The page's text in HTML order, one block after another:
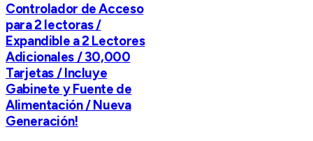
Controlador de Acceso
para 2 lectoras /
Expandible a 2 Lectores
Adicionales / 30,000
Tarjetas / Incluye
Gabinete y Fuente de
Alimentación / Nueva
Generación!